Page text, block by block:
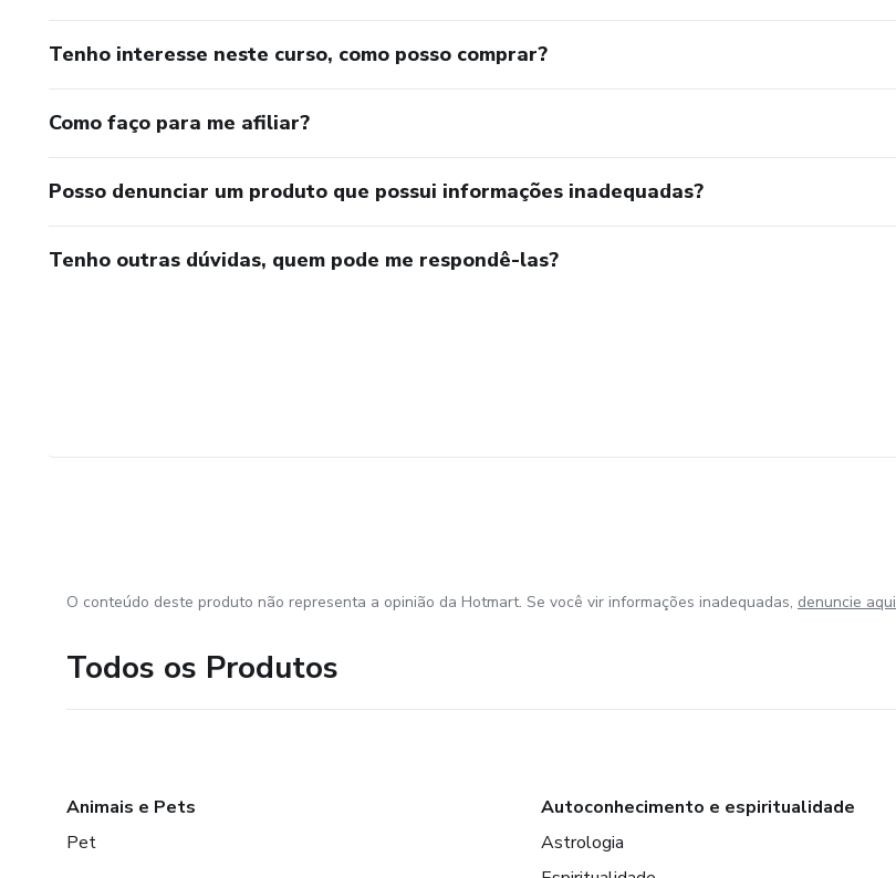
Tenho interesse neste curso, como posso comprar?
Como faço para me afiliar?
Posso denunciar um produto que possui informações inadequadas?
Tenho outras dúvidas, quem pode me respondê-las?
O conteúdo deste produto não representa a opinião da Hotmart. Se você vir informações inadequadas, denuncie aqui
Todos os Produtos
Animais e Pets
Pet
Autoconhecimento e espiritualidade
Astrologia